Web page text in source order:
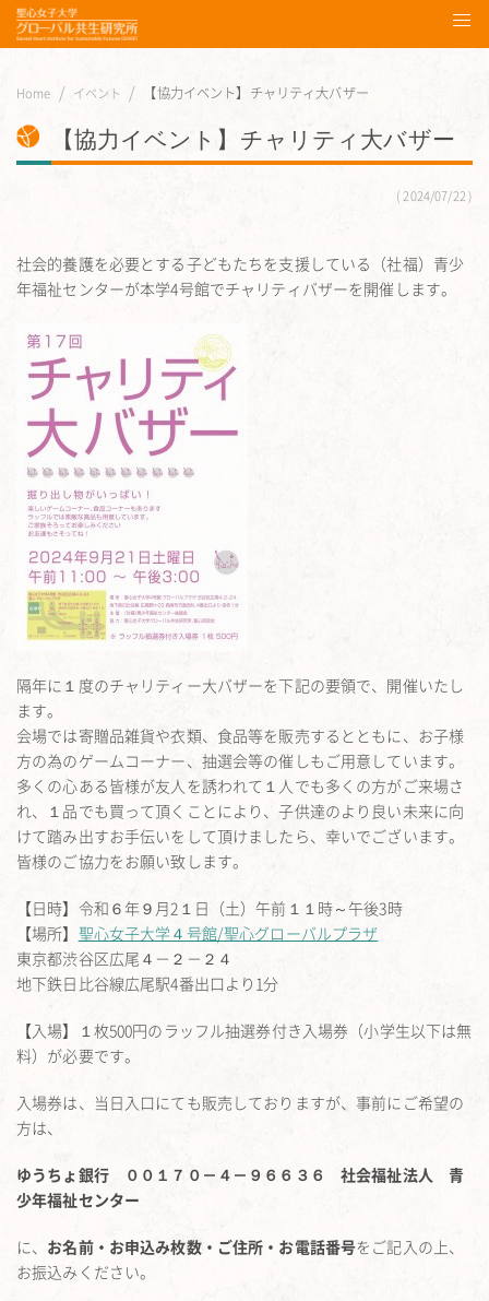
Home イベント 【協力イベント】チャリティ大バザー
【協力イベント】チャリティ大バザー
2024/07/22
社会的養護を必要とする子どもたちを支援している（社福）青少
年福祉センターが本学4号館でチャリティバザーを開催します。
隔年に１度のチャリティー大バザーを下記の要領で、開催いたし
ます。
会場では寄贈品雑貨や衣類、食品等を販売するとともに、お子様
方の為のゲームコーナー、抽選会等の催しもご用意しています。
多くの心ある皆様が友人を誘われて１人でも多くの方がご来場さ
れ、１品でも買って頂くことにより、子供達のより良い未来に向
けて踏み出すお手伝いをして頂けましたら、幸いでございます。
皆様のご協力をお願い致します。
【日時】令和６年９月2１日（土）午前１１時～午後3時
【場所】 聖心女子大学４号館/聖心グローバルプラザ
東京都渋谷区広尾４－２－２４
地下鉄日比谷線広尾駅4番出口より1分
【入場】１枚500円のラッフル抽選券付き入場券（小学生以下は無
料）が必要です。
入場券は、当日入口にても販売しておりますが、事前にご希望の
方は、
ゆうちょ銀行 ００１７０－４－９６６３６ 社会福祉法人 青
少年福祉センター
に、 お名前・お申込み枚数・ご住所・お電話番号をご記入の上、
お振込みください。